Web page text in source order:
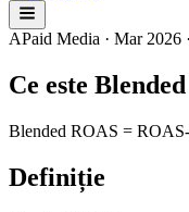
APaid Media · Mar 2026
Ce este
Blended ROAS =
Definiție